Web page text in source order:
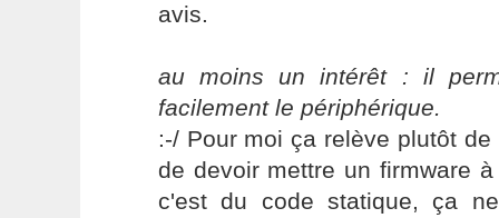
avis.
au moins un intérêt : il
facilement le périphérique.
:-/ Pour moi ça relève plutôt
de devoir mettre un firmware
c'est du code statique, ça